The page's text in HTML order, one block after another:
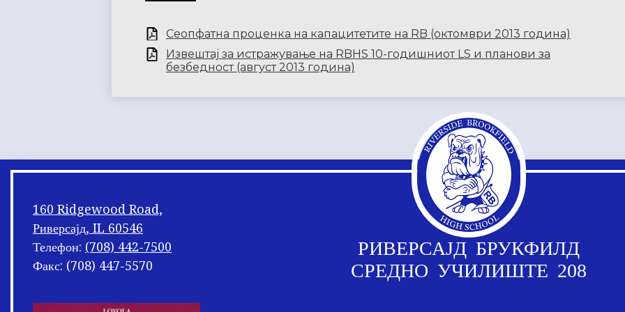
Сеопфатна проценка на капацитетите на RB (октомври 2013 година)
Извештај за истражување на RBHS 10-годишниот LS и планови за
безбедност (август 2013 година)
РИВЕРСАЈД БРУКФИЛД
СРЕДНО УЧИЛИШТЕ 208
160 Ridgewood Road,
Риверсајд, IL 60546
Телефон: (708) 442-7500
Факс: (708) 447-5570